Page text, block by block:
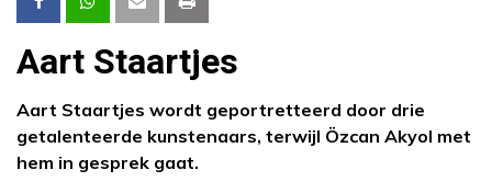
Aart Staartjes
Aart Staartjes wordt geportretteerd door drie
getalenteerde kunstenaars, terwijl Özcan Akyol met
hem in gesprek gaat.